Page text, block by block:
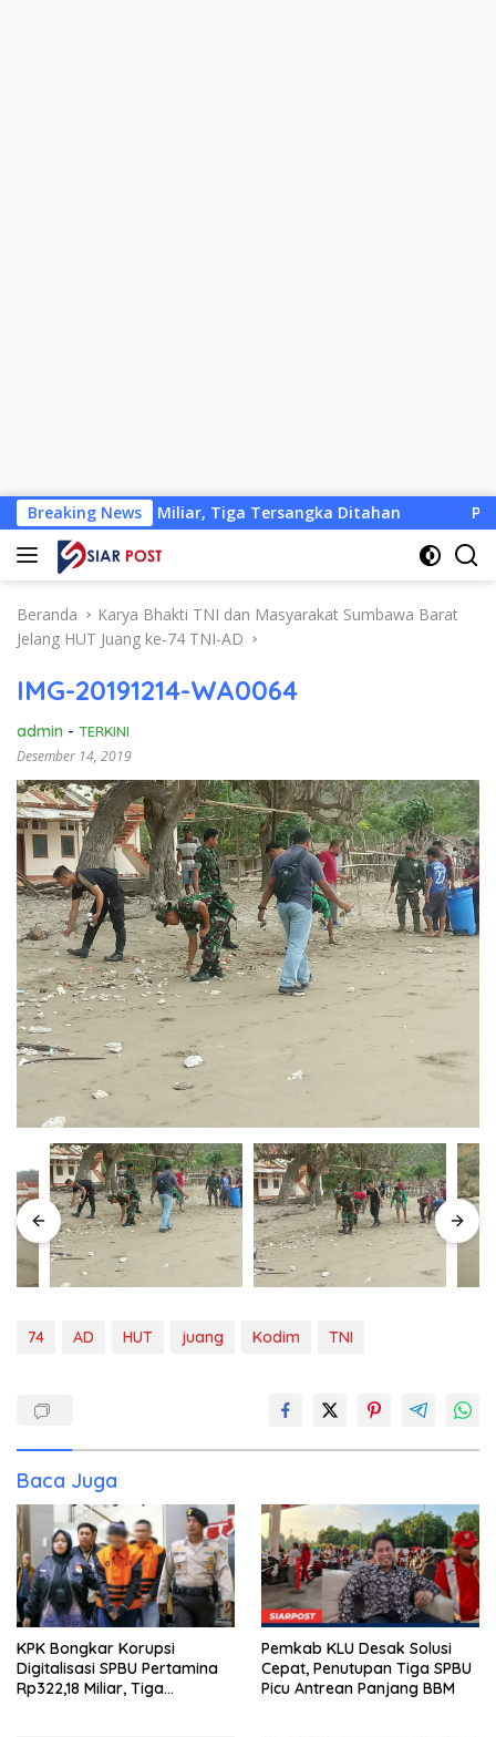
Langsung
ke
konten
Breaking News
Miliar, Tiga Tersangka Ditahan Pemkab KLU
Beranda
Karya Bhakti TNI dan Masyarakat Sumbawa Barat
Jelang HUT Juang ke-74 TNI-AD
IMG-20191214-WA0064
admin - TERKINI
Desember 14, 2019
74 AD HUT juang Kodim TNI
Baca Juga
KPK Bongkar Korupsi
Digitalisasi SPBU Pertamina
Rp322,18 Miliar, Tiga
Pemkab KLU Desak Solusi
Cepat, Penutupan Tiga SPBU
Picu Antrean Panjang BBM